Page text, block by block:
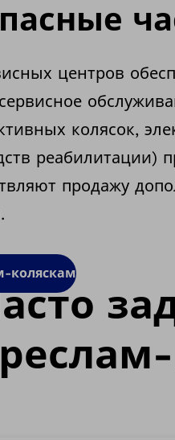
центров
колясок,
реабилитации)
продажу
коляскам